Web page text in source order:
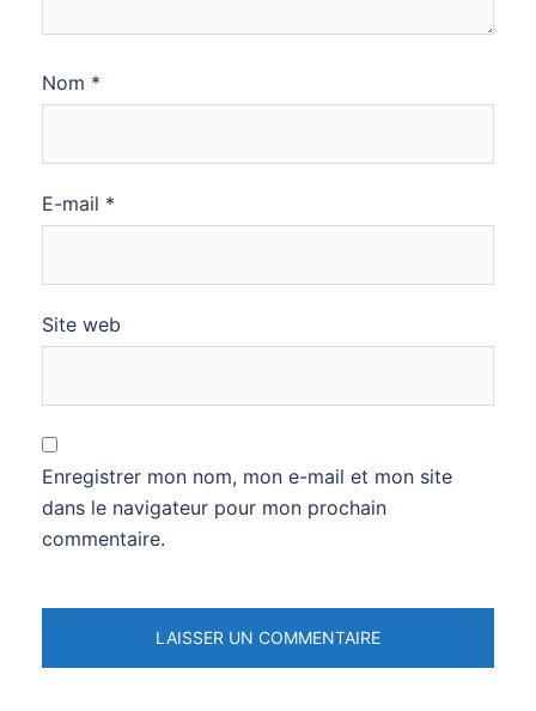
Nom *
E-mail *
Site web
Enregistrer mon nom, mon e-mail et mon site
dans le navigateur pour mon prochain
commentaire.